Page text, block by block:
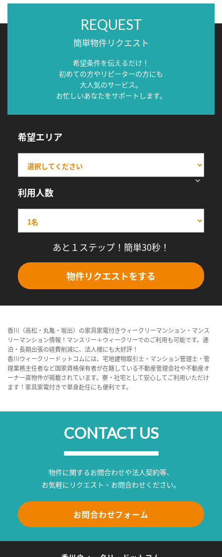
REQUEST
簡単物件リクエスト
希望条件を伝えるだけ！
初めての方やリピーターの方にも
大人気のサービス。
お忙しいあなたをサポートします。
希望エリア
利用人数
あと１ステップ！簡単30秒！
物件リクエストをする
香川（高松・丸亀・坂出）の家具家電付きウィークリーマンション・マンス
リーマンション情報！マンスリー＋ウィークリーでのご利用も可能です。連
泊・長期出張の経費削減に、法人様にも大好評！
香川ウィークリードットコムには、宅地建物取引士・マンション管理士・管
理業務主任者など国家資格保有者が在籍している不動産管理会社や不動産オ
ーナー直物件が掲載されています。寮・社宅として安心してご利用いただけ
ます！家具家電付きで単身赴任にも便利です。
CONTACT US
物件に関するお問合わせや法人契約等、
お気軽にリクエスト・お問合わせください。
お問合わせフォーム